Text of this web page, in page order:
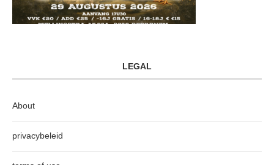
LEGAL
About
privacybeleid